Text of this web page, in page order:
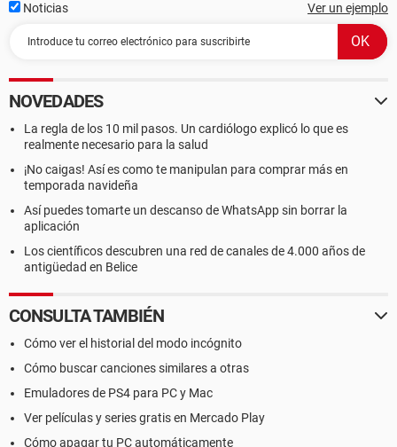
Noticias Ver un ejemplo
NOVEDADES
La regla de los 10 mil pasos. Un cardiólogo explicó lo que es
realmente necesario para la salud
¡No caigas! Así es como te manipulan para comprar más en
temporada navideña
Así puedes tomarte un descanso de WhatsApp sin borrar la
aplicación
Los científicos descubren una red de canales de 4.000 años de
antigüedad en Belice
CONSULTA TAMBIÉN
Cómo ver el historial del modo incógnito
Cómo buscar canciones similares a otras
Emuladores de PS4 para PC y Mac
Ver películas y series gratis en Mercado Play
Cómo apagar tu PC automáticamente